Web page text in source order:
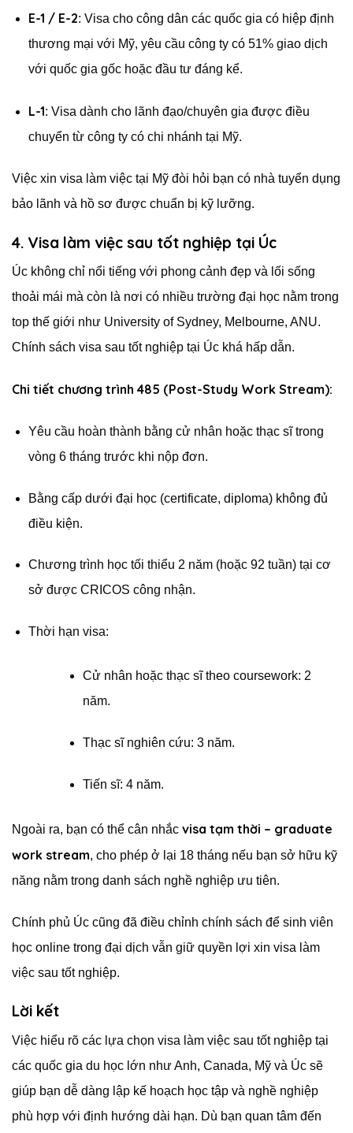
E-1 / E-2: Visa cho công dân các quốc gia có hiệp định
thương mại với Mỹ, yêu cầu công ty có 51% giao dịch
với quốc gia gốc hoặc đầu tư đáng kể.
L-1: Visa dành cho lãnh đạo/chuyên gia được điều
chuyển từ công ty có chi nhánh tại Mỹ.
Việc xin visa làm việc tại Mỹ đòi hỏi bạn có nhà tuyển dụng
bảo lãnh và hồ sơ được chuẩn bị kỹ lưỡng.
4. Visa làm việc sau tốt nghiệp tại Úc
Úc không chỉ nổi tiếng với phong cảnh đẹp và lối sống
thoải mái mà còn là nơi có nhiều trường đại học nằm trong
top thế giới như University of Sydney, Melbourne, ANU.
Chính sách visa sau tốt nghiệp tại Úc khá hấp dẫn.
Chi tiết chương trình 485 (Post-Study Work Stream):
Yêu cầu hoàn thành bằng cử nhân hoặc thạc sĩ trong
vòng 6 tháng trước khi nộp đơn.
Bằng cấp dưới đại học (certificate, diploma) không đủ
điều kiện.
Chương trình học tối thiểu 2 năm (hoặc 92 tuần) tại cơ
sở được CRICOS công nhận.
Thời hạn visa:
Cử nhân hoặc thạc sĩ theo coursework: 2
năm.
Thạc sĩ nghiên cứu: 3 năm.
Tiến sĩ: 4 năm.
Ngoài ra, bạn có thể cân nhắc visa tạm thời – graduate
work stream, cho phép ở lại 18 tháng nếu bạn sở hữu kỹ
năng nằm trong danh sách nghề nghiệp ưu tiên.
Chính phủ Úc cũng đã điều chỉnh chính sách để sinh viên
học online trong đại dịch vẫn giữ quyền lợi xin visa làm
việc sau tốt nghiệp.
Lời kết
Việc hiểu rõ các lựa chọn visa làm việc sau tốt nghiệp tại
các quốc gia du học lớn như Anh, Canada, Mỹ và Úc sẽ
giúp bạn dễ dàng lập kế hoạch học tập và nghề nghiệp
phù hợp với định hướng dài hạn. Dù bạn quan tâm đến